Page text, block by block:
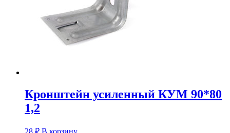
Кронштейн усиленный КУM 90*80
1,2
28 ₽ В корзину